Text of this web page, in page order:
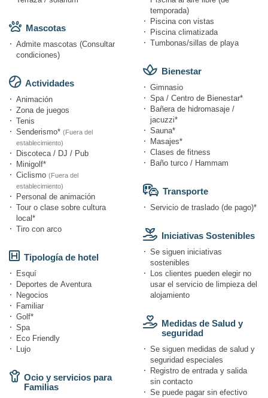
Mascotas
Admite mascotas (Consultar
condiciones)
Actividades
Animación
Zona de juegos
Tenis
Senderismo* (Fuera del
establecimiento)
Discoteca / DJ / Pub
Minigolf*
Ciclismo (Fuera del
establecimiento)
Personal de animación
Tour o clase sobre cultura
local*
Tiro con arco
Tipología de hotel
Esquí
Deportes de Aventura
Negocios
Familiar
Golf*
Spa
Eco Friendly
Lujo
Ocio y servicios para
Familias
temporada)
Piscina con vistas
Piscina climatizada
Tumbonas/sillas de playa
Bienestar
Gimnasio
Spa / Centro de Bienestar*
Bañera de hidromasaje /
jacuzzi*
Sauna*
Masajes*
Clases de fitness
Baño turco / Hammam
Transporte
Servicio de traslado (de pago)*
Iniciativas Sostenibles
Se siguen iniciativas
sostenibles
Los clientes pueden elegir no
usar el servicio de limpieza del
alojamiento
Medidas de Salud y
seguridad
Se siguen medidas de salud y
seguridad especiales
Registro de entrada y salida
sin contacto
Se puede pagar sin efectivo